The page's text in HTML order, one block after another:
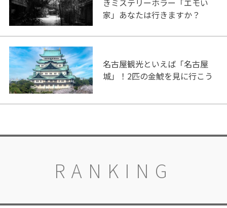
家」あなたは行きますか？
名古屋観光といえば「名古屋
城」！2匹の金鯱を見に行こう
RANKING